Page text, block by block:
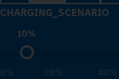
CHARGING_SCENARIO
10%